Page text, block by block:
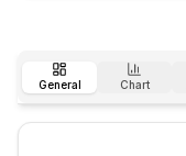
General Chart